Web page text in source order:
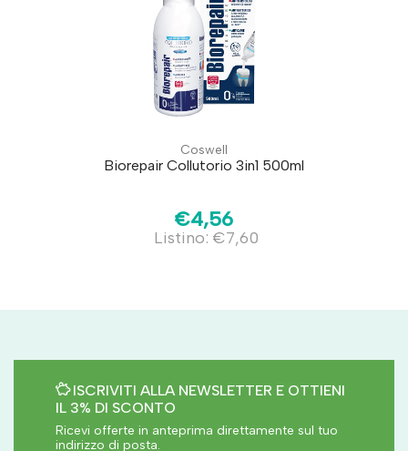
Coswell
Biorepair Collutorio 3in1 500ml
€4,56
Listino: €7,60
ISCRIVITI ALLA NEWSLETTER E OTTIENI
IL 3% DI SCONTO
Ricevi offerte in anteprima direttamente sul tuo
indirizzo di posta.